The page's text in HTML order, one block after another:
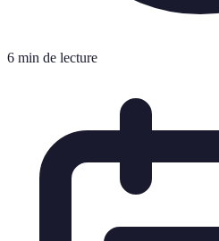
6 min de lecture